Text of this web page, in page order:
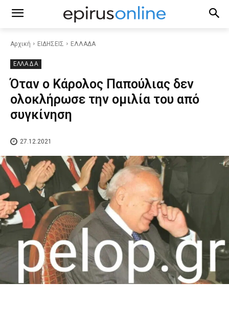
Αρχική ΕΙΔΗΣΕΙΣ ΕΛΛΑΔΑ
ΕΛΛΑΔΑ
Όταν ο Κάρολος Παπούλιας δεν
ολοκλήρωσε την ομιλία του από
συγκίνηση
27.12.2021